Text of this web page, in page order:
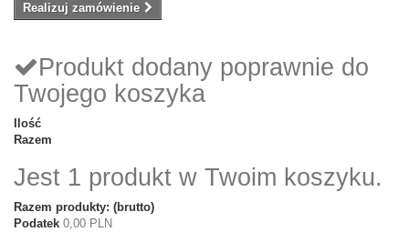
Realizuj zamówienie
Produkt dodany poprawnie do
Twojego koszyka
Ilość
Razem
Jest 1 produkt w Twoim koszyku.
Razem produkty: (brutto)
Podatek 0,00 PLN